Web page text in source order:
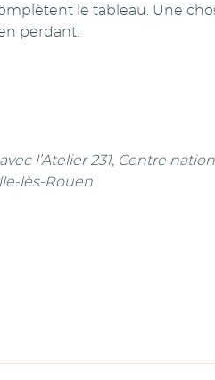
le tableau. Une
perdant.
l’Atelier 231, Centre
lès-Rouen